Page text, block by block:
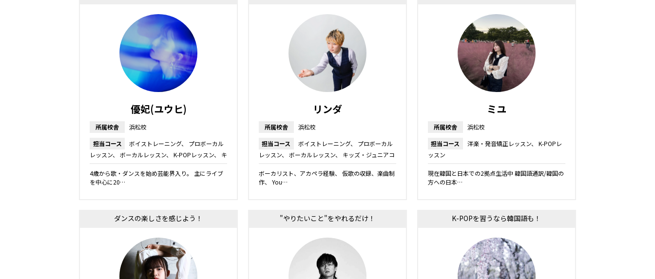
優妃(ユウヒ)
所属校舎
浜松校
担当コース
ボイストレーニング
プロボーカル
レッスン
ボーカルレッスン K-POPレッスン
キ
4歳から歌・ダンスを始め芸能界入り。 主にライブ
を中心に20…
リンダ
所属校舎
浜松校
担当コース
ボイストレーニング
プロボーカル
レッスン
ボーカルレッスン
キッズ・ジュニアコ
ボーカリスト、アカペラ経験、 仮歌の収録、楽曲制
作、 You…
ミユ
所属校舎
浜松校
担当コース
洋楽・発音矯正レッスン
K-POPレ
ッスン
現在韓国と日本での2拠点生活中 韓国語通訳/韓国の
方への日本…
ダンスの楽しさを感じよう！ "やりたいこと"をやれるだけ！ K-POPを習うなら韓国語も！